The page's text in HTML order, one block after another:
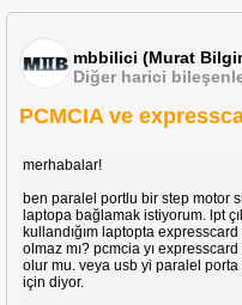
mbbilici (Murat
Diğer harici
PCMCIA ve
merhabalar!
ben paralel portlu bir step motor
laptopa bağlamak istiyorum. lpt
kullandığım laptopta
olmaz mı? pcmcia yı
olur mu. veya usb yi paralel porta
için diyor.